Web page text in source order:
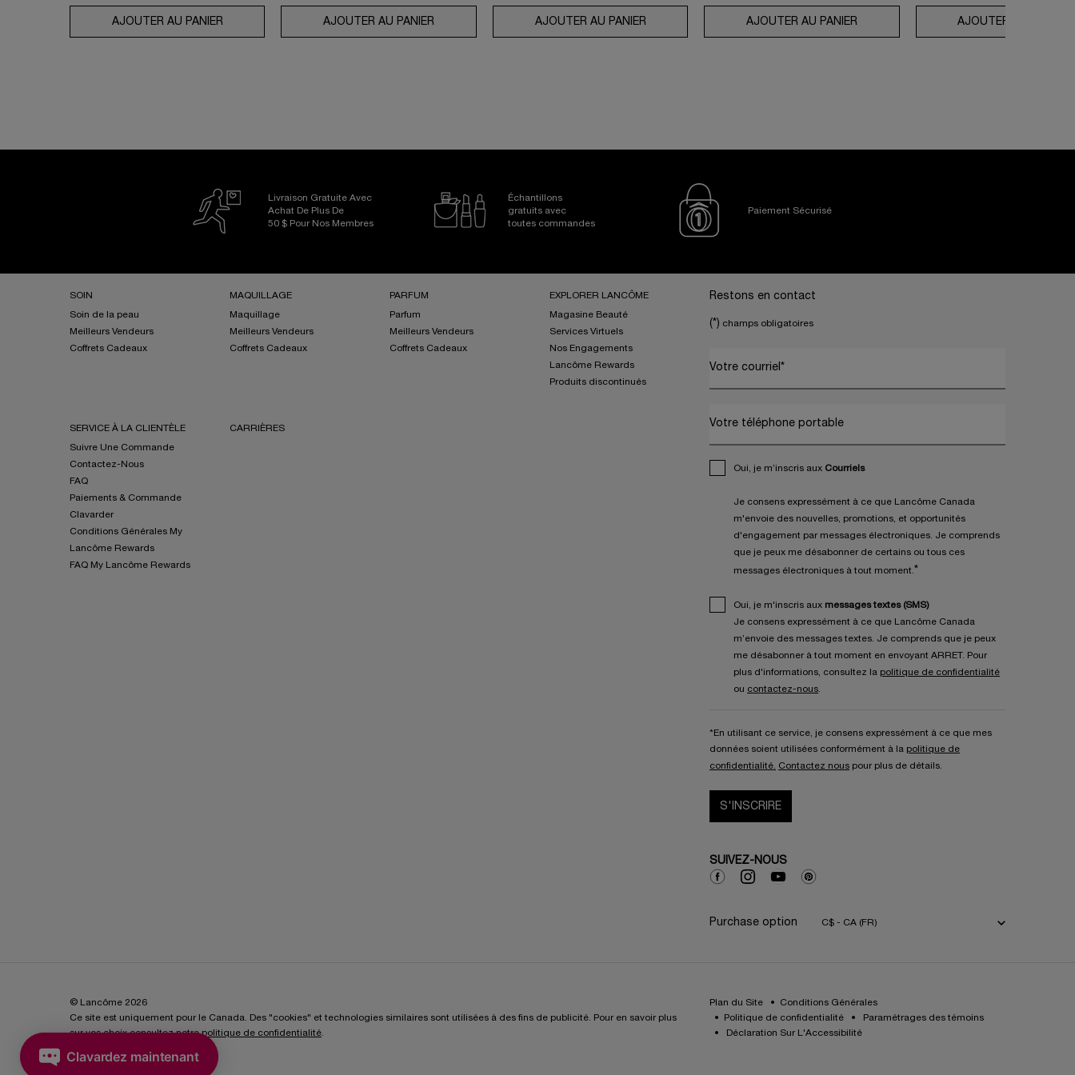
AJOUTER AU PANIER COFFRET GÉNIFIQUE ULTIMATE SERUM
AJOUTER AU PANIER UV EXPERT AQUAGEL DÉFENSE FPS 50
AJOUTER AU PANIER ROUTINE ABSOLUE ROSE 80AJOUTER AU PANIER COLLECTION ABSOLUE LONGEVITY LA
AJOUTER AU PANIER
Livraison Gratuite Avec
Achat De Plus De
50 $ Pour Nos Membres
Échantillons
gratuits avec
toutes commandes
Paiement Sécurisé
SOIN
Soin de la peau
Meilleurs Vendeurs
Coffrets Cadeaux
MAQUILLAGE
Maquillage
Meilleurs Vendeurs
Coffrets Cadeaux
PARFUM
Parfum
Meilleurs Vendeurs
Coffrets Cadeaux
EXPLORER LANCÔME
Magasine Beauté
Services Virtuels
Nos Engagements
Lancôme Rewards
Produits discontinués
SERVICE À LA CLIENTÈLE
Suivre Une Commande
Contactez-Nous
FAQ
Paiements & Commande
Clavarder
Conditions Générales My
Lancôme Rewards
FAQ My Lancôme Rewards
CARRIÈRES
Restons en contact
(*) champs obligatoires
Votre courriel *
Votre téléphone portable
Oui, je m’inscris aux Courriels
Je consens expressément à ce que Lancôme Canada
m'envoie des nouvelles, promotions, et opportunités
d'engagement par messages électroniques. Je comprends
que je peux me désabonner de certains ou tous ces
messages électroniques à tout moment. *
Oui, je m'inscris aux messages textes (SMS)
Je consens expressément à ce que Lancôme Canada
m’envoie des messages textes. Je comprends que je peux
me désabonner à tout moment en envoyant ARRET. Pour
plus d'informations, consultez la politique de confidentialité
ou contactez-nous
*En utilisant ce service, je consens expressément à ce que mes
données soient utilisées conformément à la politique de
confidentialité.
Contactez nous pour plus de détails.
S'INSCRIRE
SUIVEZ-NOUS
Purchase option C$ - CA (FR)
© Lancôme 2026
Ce site est uniquement pour le Canada. Des "cookies" et technologies similaires sont utilisées à des fins de publicité. Pour en savoir plus
sur vos choix consultez notrepolitique de confidentialité
Plan du Site
Conditions Générales
Politique de confidentialité
Paramétrages des témoins
Déclaration Sur L'Accessibilité